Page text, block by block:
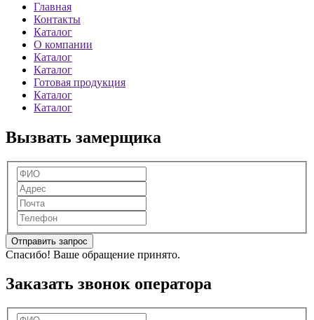
Главная
Контакты
Каталог
О компании
Каталог
Каталог
Готовая продукция
Каталог
Каталог
Вызвать замерщика
Отправить запрос
Спасибо! Ваше обращение принято.
Заказать звонок оператора